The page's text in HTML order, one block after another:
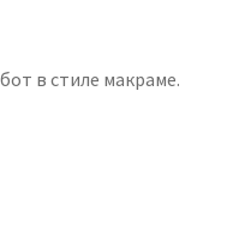
в стиле макраме.